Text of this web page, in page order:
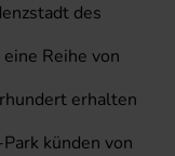
des
Reihe von
erhalten
künden von